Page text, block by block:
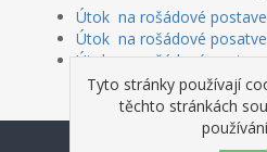
Útok na rošádové
Útok na rošádové
Útok na rošádové
Tyto stránky používají
těchto stránkách